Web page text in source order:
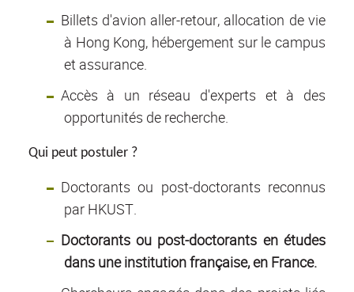
Billets d'avion aller-retour, allocation de vie
à Hong Kong, hébergement sur le campus
et assurance.
Accès à un réseau d'experts et à des
opportunités de recherche.
Qui peut postuler ?
Doctorants ou post-doctorants reconnus
par HKUST.
Doctorants ou post-doctorants en études
dans une institution française, en France.